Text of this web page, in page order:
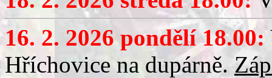
16. 2. 2026 pondělí 18.00:
Hříchovice na dupárně.